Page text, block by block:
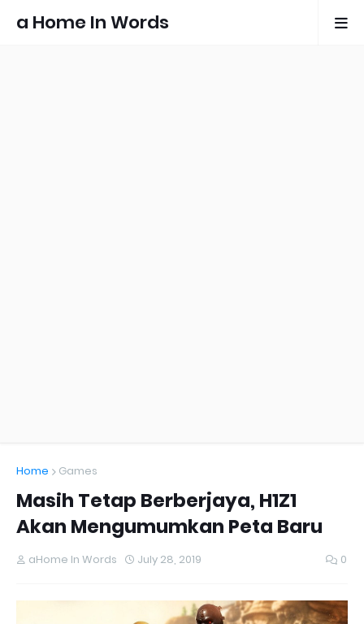
a Home In Words
Home Games
Masih Tetap Berberjaya, H1Z1
Akan Mengumumkan Peta Baru
aHome In Words July 28, 2019 0